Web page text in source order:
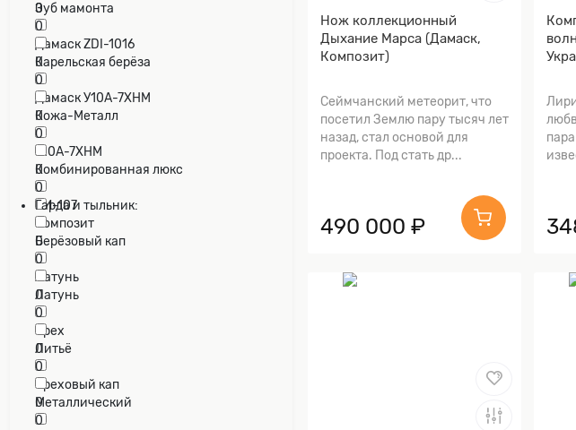
0
Дамаск ZDI-1016
0
Дамаск У10А-7ХНМ
0
У10А-7ХНМ
0
ЭИ-107
0
Зуб мамонта
0
Карельская берёза
0
Кожа-Металл
0
Комбинированная люкс
0
Композит
0
Латунь
0
Орех
0
Ореховый кап
0
Гарда и тыльник:
Берёзовый кап
0
Латунь
0
Литьё
0
Металлический
0
Нож коллекционный
Дыхание Марса (Дамаск,
Композит)
Сеймчанский метеорит, что
посетил Землю пару тысяч лет
назад, стал основой для
проекта. Под стать др...
490 000 ₽